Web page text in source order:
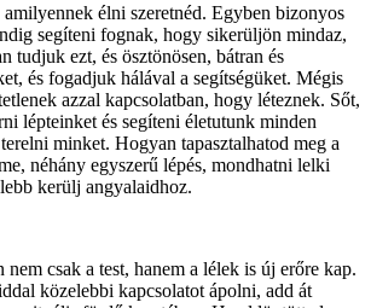
élni szeretnéd. Egyben bizonyos
segíteni fognak, hogy sikerüljön mindaz,
tudjuk ezt, és ösztönösen, bátran és
és fogadjuk hálával a segítségüket. Mégis
azzal kapcsolatban, hogy léteznek. Sőt,
lépteinket és segíteni életutunk minden
minket. Hogyan tapasztalhatod meg a
néhány egyszerű lépés, mondhatni lelki
kerülj angyalaidhoz.
csak a test, hanem a lélek is új erőre kap.
közelebbi kapcsolatot ápolni, add át